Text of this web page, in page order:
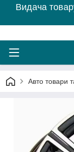
Видача
Авто товари